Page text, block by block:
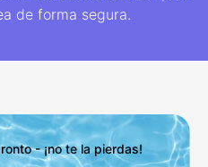
de forma segura.
- ¡no te la pierdas!